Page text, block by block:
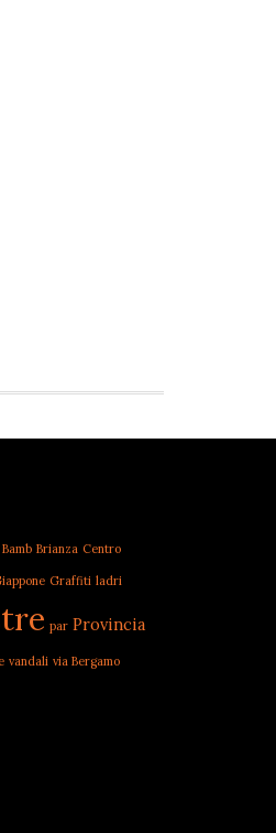
Bamb Brianza Centro
Graffiti ladri
par Provincia
vandali via Bergamo